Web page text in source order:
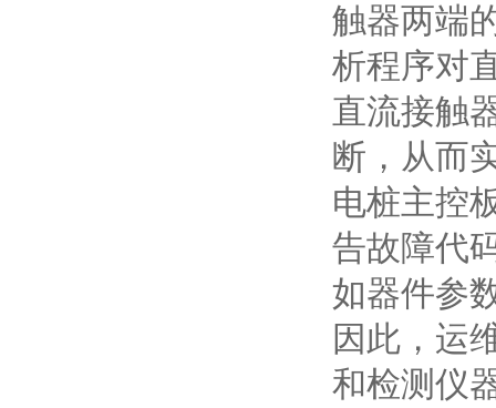
触器两端
析程序对
直流接触
断，从而
电桩主控
告故障代
如器件参
因此，运
和检测仪